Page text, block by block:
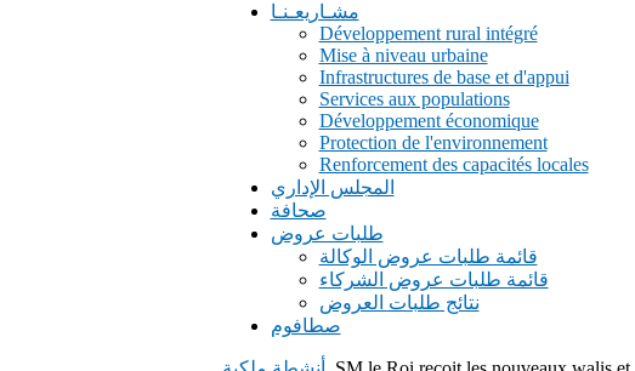
مشـاريعـنـا
Développement rural intégré
Mise à niveau urbaine
Infrastructures de base et d'appui
Services aux populations
Développement économique
Protection de l'environnement
Renforcement des capacités locales
المجلس الإداري
صحافة
طلبات عروض
قائمة طلبات عروض الوكالة
قائمة طلبات عروض الشركاء
نتائج طلبات العروض
صطافوم